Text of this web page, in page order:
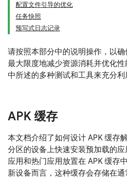
配置文件引导的优化
任务快照
预写式日志记录
请按照本部分中的说明操作，以
最大限度地减少资源消耗并优化
中所述的多种测试和工具来充分利
APK 缓存
本文档介绍了如何设计 APK 缓存
分区的设备上快速安装预加载的
应用和热门应用放置在 APK 缓存
新设备而言，这种缓存会存储在通